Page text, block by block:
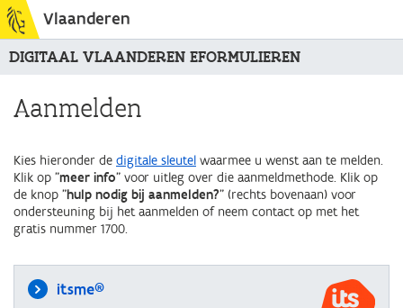
Vlaanderen
DIGITAAL VLAANDEREN EFORMULIEREN
Aanmelden
Kies hieronder de digitale sleutel waarmee u wenst aan te melden.
Klik op "meer info" voor uitleg over die aanmeldmethode. Klik op
de knop "hulp nodig bij aanmelden?" (rechts bovenaan) voor
ondersteuning bij het aanmelden of neem contact op met het
gratis nummer 1700.
itsme®